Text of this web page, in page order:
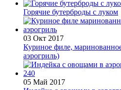
Горячие бутерброды с луком
03 Окт 2017
Куриное филе,
аэрогриль)
05 Май 2017